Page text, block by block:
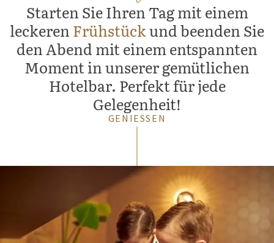
Starten Sie Ihren Tag mit einem
leckeren Frühstückund beenden Sie
den Abend mit einem entspannten
Moment in unserer gemütlichen
Hotelbar. Perfekt für jede
Gelegenheit!
GENIESSEN